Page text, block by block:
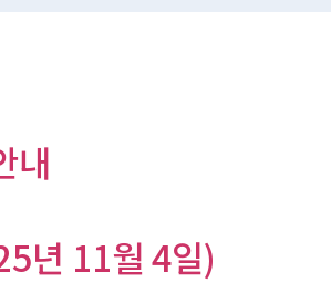
내
년 11월 4일)